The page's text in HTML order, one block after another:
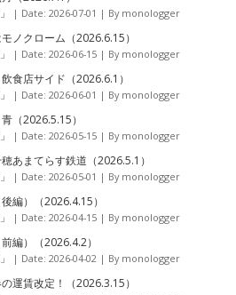
Date: 2026-07-01 By monologger
ノクローム（2026.6.15）
Date: 2026-06-15 By monologger
食店サイド（2026.6.1）
Date: 2026-06-01 By monologger
（2026.5.15）
Date: 2026-05-15 By monologger
あまてらす鉄道（2026.5.1）
Date: 2026-05-01 By monologger
編）（2026.4.15）
Date: 2026-04-15 By monologger
編）（2026.4.2）
Date: 2026-04-02 By monologger
運賃改定！（2026.3.15）